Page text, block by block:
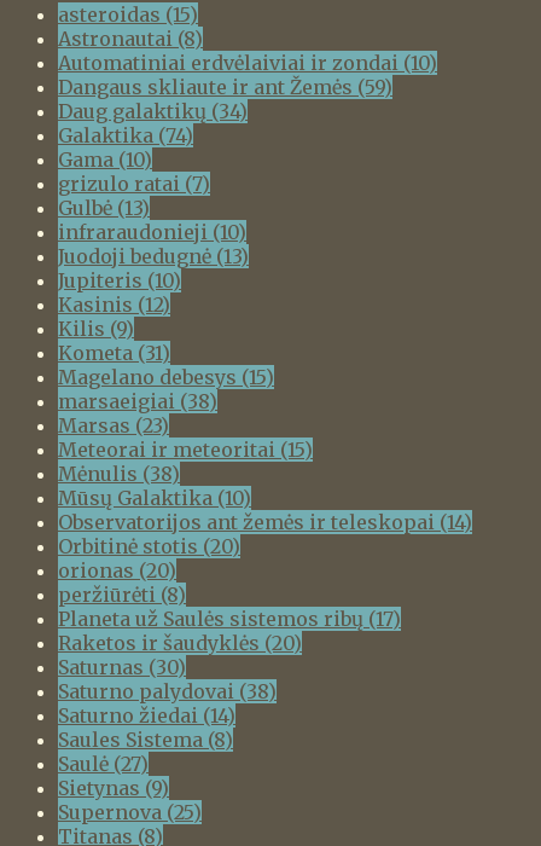
asteroidas (15)
Astronautai (8)
Automatiniai erdvėlaiviai ir zondai (10)
Dangaus skliaute ir ant Žemės (59)
Daug galaktikų (34)
Galaktika (74)
Gama (10)
grizulo ratai (7)
Gulbė (13)
infraraudonieji (10)
Juodoji bedugnė (13)
Jupiteris (10)
Kasinis (12)
Kilis (9)
Kometa (31)
Magelano debesys (15)
marsaeigiai (38)
Marsas (23)
Meteorai ir meteoritai (15)
Mėnulis (38)
Mūsų Galaktika (10)
Observatorijos ant žemės ir teleskopai (14)
Orbitinė stotis (20)
orionas (20)
peržiūrėti (8)
Planeta už Saulės sistemos ribų (17)
Raketos ir šaudyklės (20)
Saturnas (30)
Saturno palydovai (38)
Saturno žiedai (14)
Saules Sistema (8)
Saulė (27)
Sietynas (9)
Supernova (25)
Titanas (8)